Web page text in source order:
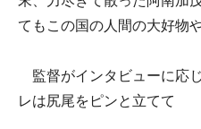
てもこの国の人間の大好物や
監督がインタビューに応
レは尻尾をピンと立てて